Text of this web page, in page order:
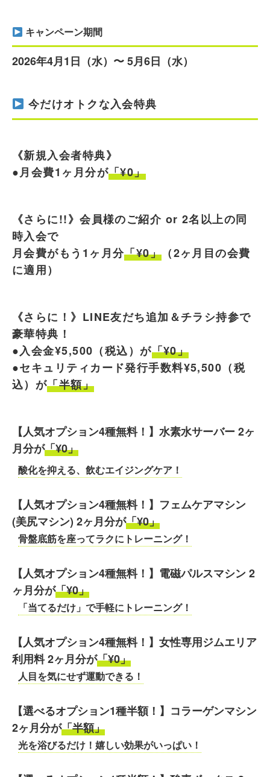
キャンペーン期間
2026年4月1日（水）〜 5月6日（水）
今だけオトクな入会特典
《新規入会者特典》
●月会費1ヶ月分が「¥0」
《さらに!!》会員様のご紹介 or 2名以上の同
時入会で
月会費がもう1ヶ月分「¥0」 （2ヶ月目の会費
に適用）
《さらに！》LINE友だち追加＆チラシ持参で
豪華特典！
●入会金¥5,500（税込）が「¥0」
●セキュリティカード発行手数料¥5,500（税
込）が「半額」
【人気オプション4種無料！】水素水サーバー 2ヶ
月分が「¥0」
酸化を抑える、飲むエイジングケア！
【人気オプション4種無料！】フェムケアマシン
(美尻マシン) 2ヶ月分が「¥0」
骨盤底筋を座ってラクにトレーニング！
【人気オプション4種無料！】電磁パルスマシン 2
ヶ月分が「¥0」
「当てるだけ」で手軽にトレーニング！
【人気オプション4種無料！】女性専用ジムエリア
利用料 2ヶ月分が「¥0」
人目を気にせず運動できる！
【選べるオプション1種半額！】コラーゲンマシン
2ヶ月分が「半額」
光を浴びるだけ！嬉しい効果がいっぱい！